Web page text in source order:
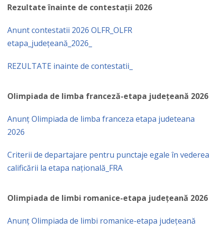
Rezultate înainte de contestații 2026
Anunt contestatii 2026 OLFR_ OLFR
etapa_județeană_2026_
REZULTATE inainte de contestatii_
Olimpiada de limba franceză-etapa județeană 2026
Anunț Olimpiada de limba franceza etapa judeteana
2026
Criterii de departajare pentru punctaje egale în vederea
calificării la etapa națională_FRA
Olimpiada de limbi romanice-etapa județeană 2026
Anunț Olimpiada de limbi romanice-etapa județeană